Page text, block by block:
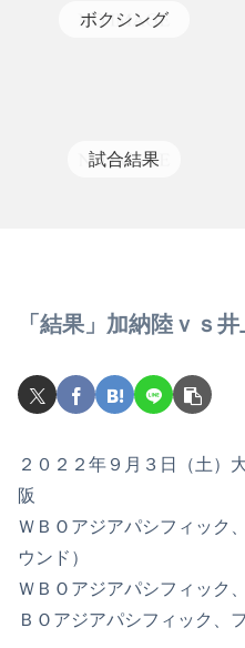
ボクシング
試合結果
「結果」加納陸ｖｓ
２０２２年９月３日（土）
阪
ＷＢＯアジアパシフィック
ウンド）
ＷＢＯアジアパシフィック
ＢＯアジアパシフィック、